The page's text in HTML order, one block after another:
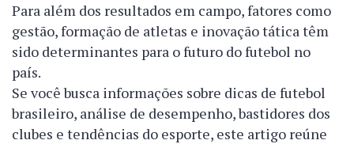
Para além dos resultados em campo, fatores como
gestão, formação de atletas e inovação tática têm
sido determinantes para o futuro do futebol no
país.
Se você busca informações sobre dicas de futebol
brasileiro, análise de desempenho, bastidores dos
clubes e tendências do esporte, este artigo reúne